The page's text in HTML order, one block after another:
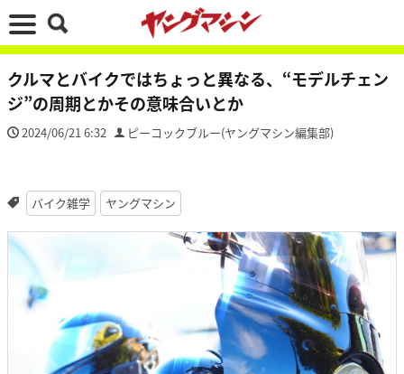
クルマとバイクではちょっと異なる、“モデルチェン
ジ”の周期とかその意味合いとか
2024/06/21 6:32 ピーコックブルー(ヤングマシン編集部)
バイク雑学 ヤングマシン